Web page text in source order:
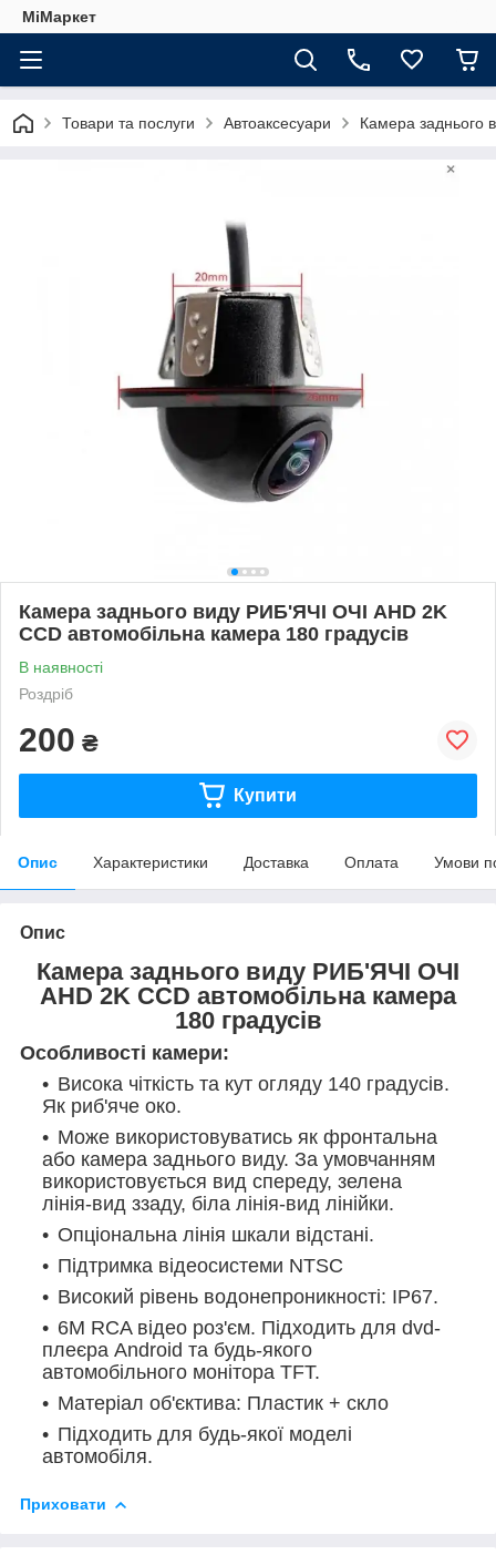
МіМаркет
Товари та послуги Автоаксесуари Камера заднього
Камера заднього виду РИБ'ЯЧІ ОЧІ AHD 2K
CCD автомобільна камера 180 градусів
В наявності
Роздріб
200 ₴
Купити
Опис Характеристики Доставка Оплата Умови
Опис
Камера заднього виду РИБ'ЯЧІ ОЧІ
AHD 2K CCD автомобільна камера
180 градусів
Особливості камери:
Висока чіткість та кут огляду 140 градусів.
Як риб'яче око.
Може використовуватись як фронтальна
або камера заднього виду. За умовчанням
використовується вид спереду, зелена
лінія-вид ззаду, біла лінія-вид лінійки.
Опціональна лінія шкали відстані.
Підтримка відеосистеми NTSC
Високий рівень водонепроникності: IP67.
6M RCA відео роз'єм. Підходить для dvd-
плеєра Android та будь-якого
автомобільного монітора TFT.
Матеріал об'єктива: Пластик + скло
Підходить для будь-якої моделі
автомобіля.
Приховати